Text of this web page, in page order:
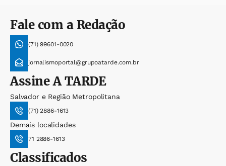
Fale com a Redação
(71) 99601-0020
jornalismoportal@grupoatarde.com.br
AssineA TARDE
Salvador e Região Metropolitana
(71) 2886-1613
Demais localidades
71 2886-1613
Classificados